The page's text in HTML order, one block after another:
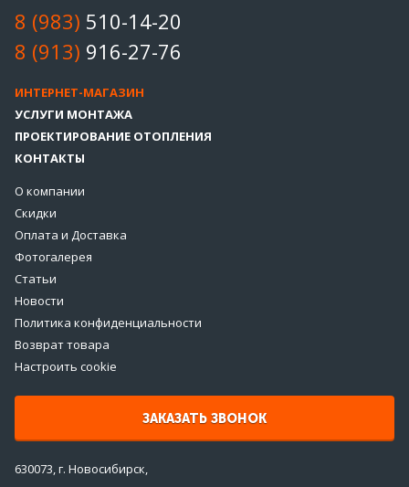
8 (983) 510-14-20
8 (913) 916-27-76
ИНТЕРНЕТ-МАГАЗИН
УСЛУГИ МОНТАЖА
ПРОЕКТИРОВАНИЕ ОТОПЛЕНИЯ
КОНТАКТЫ
О компании
Скидки
Оплата и Доставка
Фотогалерея
Статьи
Новости
Политика конфиденциальности
Возврат товара
Настроить cookie
ЗАКАЗАТЬ ЗВОНОК
630073, г. Новосибирск,